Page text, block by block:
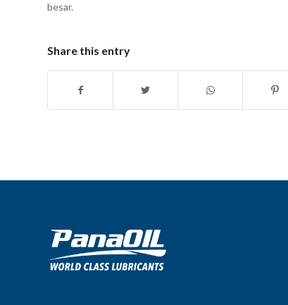
besar.
Share this entry